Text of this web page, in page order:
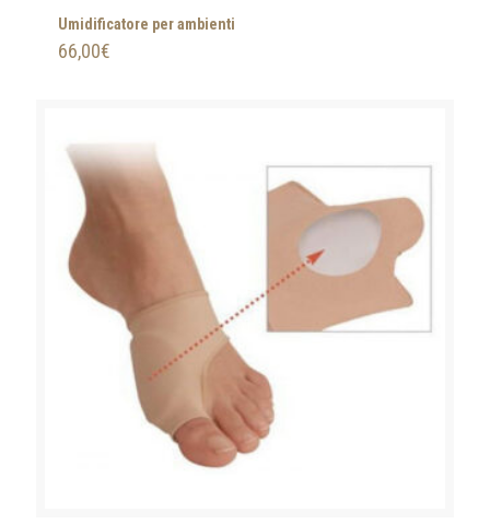
Umidificatore per ambienti
66,00€